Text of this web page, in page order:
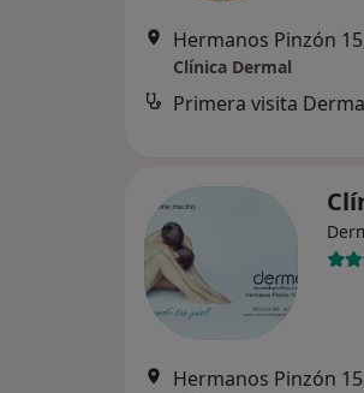
Hermanos Pinzón
Clínica Dermal
Hermanos Pinzón